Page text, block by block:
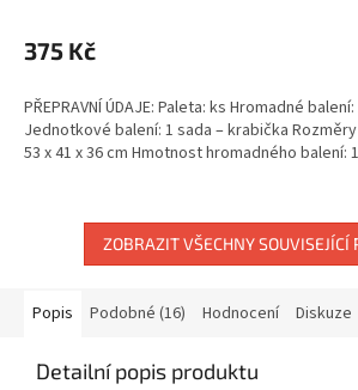
375 Kč
PŘEPRAVNÍ ÚDAJE: Paleta: ks Hromadné
Jednotkové balení: 1 sada – krabička
53 x 41 x 36 cm Hmotnost hromadného balení:
ZOBRAZIT VŠECHNY SOUVISEJÍCÍ
Popis Podobné (16) Hodnocení Diskuze
Detailní popis produktu